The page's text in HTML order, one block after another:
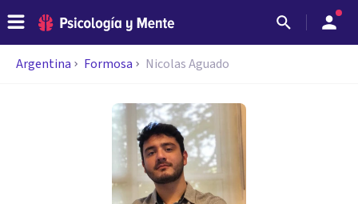
Argentina Formosa Nicolas Aguado